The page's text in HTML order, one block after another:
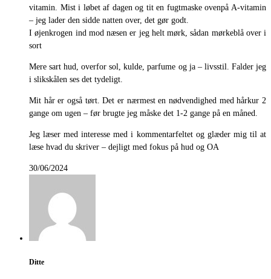
vitamin. Mist i løbet af dagen og tit en fugtmaske ovenpå A-vitamin
– jeg lader den sidde natten over, det gør godt.
I øjenkrogen ind mod næsen er jeg helt mørk, sådan mørkeblå over i
sort
Mere sart hud, overfor sol, kulde, parfume og ja – livsstil. Falder jeg
i slikskålen ses det tydeligt.
Mit hår er også tørt. Det er nærmest en nødvendighed med hårkur 2
gange om ugen – før brugte jeg måske det 1-2 gange på en måned.
Jeg læser med interesse med i kommentarfeltet og glæder mig til at
læse hvad du skriver – dejligt med fokus på hud og OA
30/06/2024
Ditte